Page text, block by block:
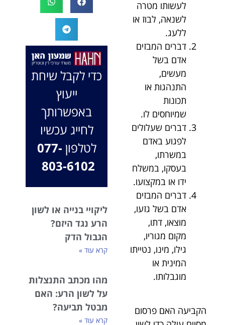
לעשותו מטרה
לשנאה, לבוז או
ללעג.
דברים המבזים
אדם בשל
מעשים,
התנהגות או
תכונות
שמיוחסים לו.
דברים שעלולים
לפגוע באדם
במשרתו,
בעסקו, במשלח
ידו או במקצועו.
דברים המבזים
אדם בשל גזעו,
מוצאו, דתו,
מקום מגוריו,
גילו, מינו, נטייתו
המינית או
מוגבלותו.
הקביעה האם פרסום
המקרה, הוא
החליט לייצג אותי
בלי לחשוב
פעמיים, הקשיב
לי ולקח את התיק
שלי פרו בונו מכל
הלב.
במיוחד בתיק לא
פשוט, ומאחלים
לך המון הצלחה
בהמשך. תמיד
כאן בשבילך.
בברכה, משרד
עו"ד שמעון האן
ונוטריון
כדי לקבל שיחת
ייעוץ
באפשרותך
לחייג עכשיו
לטלפון 077-
803-6102
ליקויי בנייה או לשון
הרע נגד היזם?
הגבול הדק
קרא עוד »
מהו מכתב התנצלות
על לשון הרע: האם
מבטל תביעה?
קרא עוד »